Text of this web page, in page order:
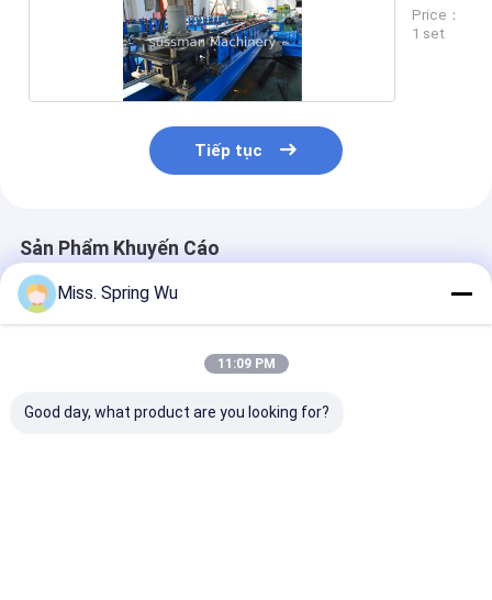
Price：
1 set
Tiếp tục
Sản Phẩm Khuyến Cáo
Miss. Spring Wu
11:09 PM
Good day, what product are you looking for?